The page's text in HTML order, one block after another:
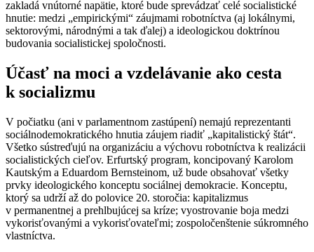
zakladá vnútorné napätie, ktoré bude sprevádzať celé socialistické
hnutie: medzi „empirickými“ záujmami robotníctva (aj lokálnymi,
sektorovými, národnými a tak ďalej) a ideologickou doktrínou
budovania socialistickej spoločnosti.
Účasť na moci a vzdelávanie ako cesta
k socializmu
V počiatku (ani v parlamentnom zastúpení) nemajú reprezentanti
sociálnodemokratického hnutia záujem riadiť „kapitalistický štát“.
Všetko sústreďujú na organizáciu a výchovu robotníctva k realizácii
socialistických cieľov. Erfurtský program, koncipovaný Karolom
Kautským a Eduardom Bernsteinom, už bude obsahovať všetky
prvky ideologického konceptu sociálnej demokracie. Konceptu,
ktorý sa udrží až do polovice 20. storočia: kapitalizmus
v permanentnej a prehlbujúcej sa kríze; vyostrovanie boja medzi
vykorisťovanými a vykorisťovateľmi; zospoločenštenie súkromného
vlastníctva.